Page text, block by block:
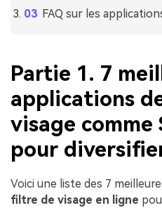
FAQ sur les
Partie 1. 7
applications
visage comme
pour
Voici une liste des 7
filtre de visage en ligne